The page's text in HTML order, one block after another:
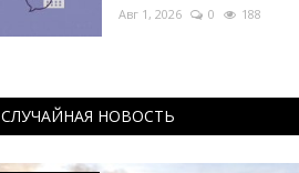
Авг 1, 2026 0 188
СЛУЧАЙНАЯ НОВОСТЬ